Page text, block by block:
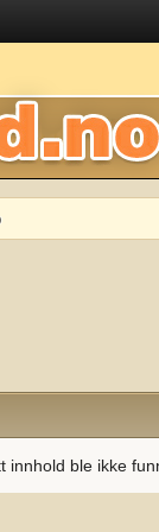
innhold ble ikke